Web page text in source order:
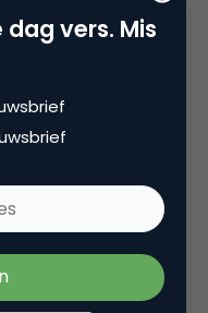
Keith Richman)
richt op
vers. Mis